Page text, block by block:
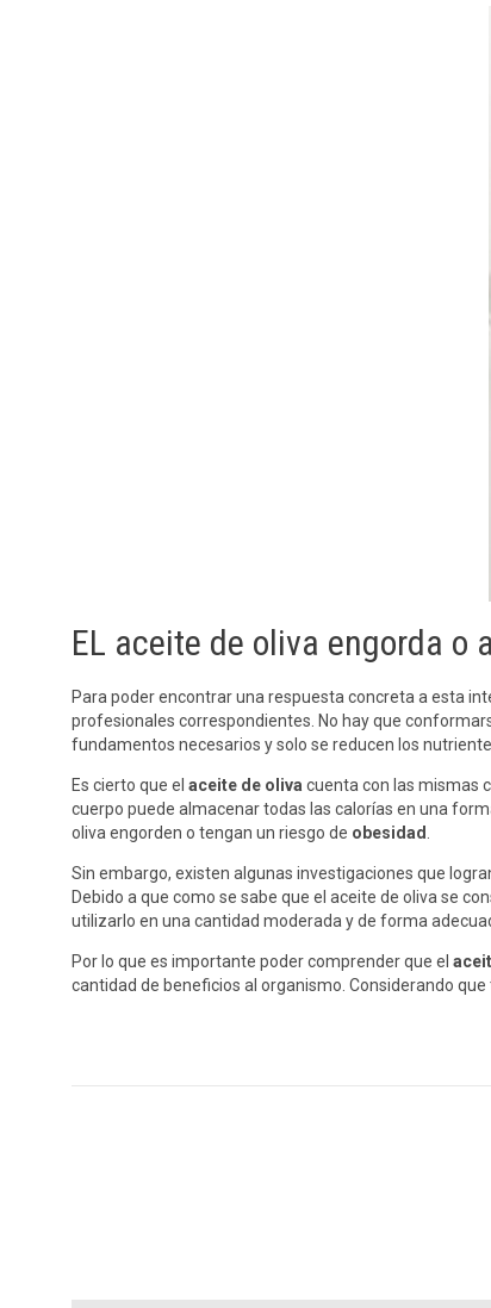
EL aceite de oliva engorda o
Para poder encontrar una respuesta concreta a esta
profesionales correspondientes. No hay que
fundamentos necesarios y solo se reducen los
Es cierto que el aceite de oliva cuenta con las mismas
cuerpo puede almacenar todas las calorías en una
oliva engorden o tengan un riesgo de obesidad
Sin embargo, existen algunas investigaciones que
Debido a que como se sabe que el aceite de oliva se
utilizarlo en una cantidad moderada y de forma
Por lo que es importante poder comprender que el
cantidad de beneficios al organismo. Considerando